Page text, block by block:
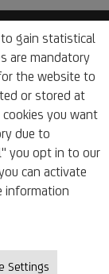
to gain statistical
are mandatory
the website to
or stored at
you want
due to
you opt in to our
can activate
information
Settings